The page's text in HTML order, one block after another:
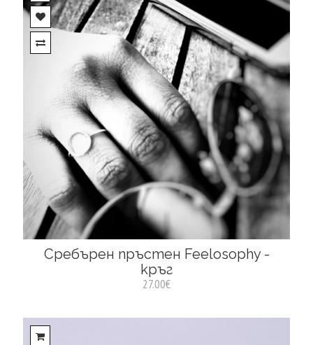
Сребърен пръстен Feelosophy -
кръг
27.00€